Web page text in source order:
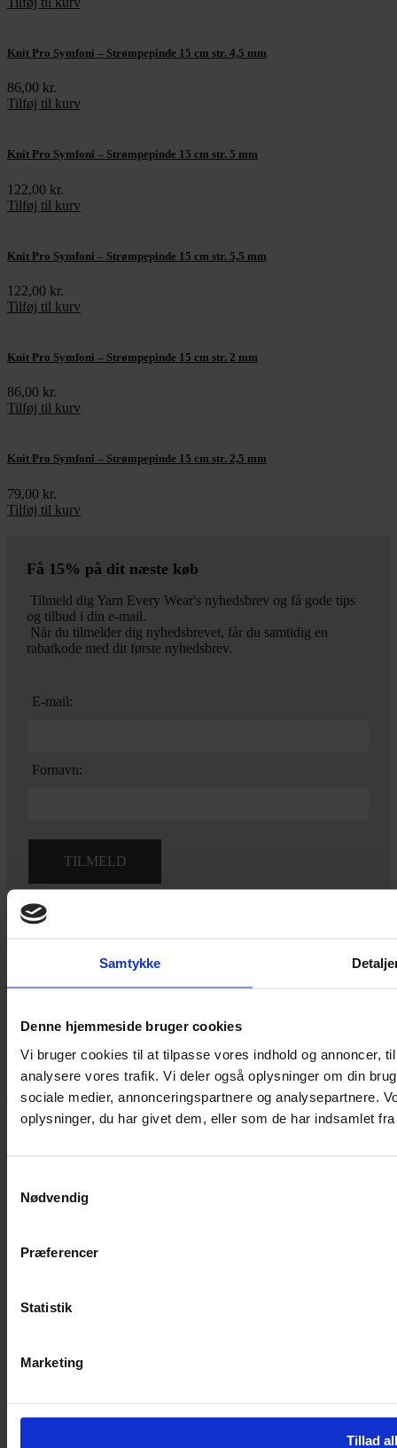
Samtykke
Denne hjemmeside bruger cookies
Vi bruger cookies til at tilpasse vores indhold og annoncer,
analysere vores trafik. Vi deler også oplysninger om din
sociale medier, annonceringspartnere og analysepartnere.
oplysninger, du har givet dem, eller som de har indsamlet
Nødvendig
Præferencer
Statistik
Marketing
Tillad
Knit Pro Symfoni – Strømpepinde 15 cm str. 4,5 mm
86,00 kr.
Tilføj til kurv
Knit Pro Symfoni – Strømpepinde 15 cm str. 5 mm
122,00 kr.
Tilføj til kurv
Knit Pro Symfoni – Strømpepinde 15 cm str. 5,5 mm
122,00 kr.
Tilføj til kurv
Knit Pro Symfoni – Strømpepinde 15 cm str. 2 mm
86,00 kr.
Tilføj til kurv
Knit Pro Symfoni – Strømpepinde 15 cm str. 2,5 mm
79,00 kr.
Tilføj til kurv
Få 15% på dit næste køb
Tilmeld dig Yarn Every Wear's nyhedsbrev og få gode tips
og tilbud i din e-mail.
Når du tilmelder dig nyhedsbrevet, får du samtidig en
rabatkode med dit første nyhedsbrev.
E-mail:
Fornavn:
Ved tilmelding accepterer du vores
Hvis du bøvler med noget eller ønsker ny inspiration, så skriv til
mig,eller kom forbi butikken på Vestergade 12 i Tønder. Så hjælper
jeg dig på vej.
Vestergade 12 6270, Tønder
Facebook-f Instagram
Cookiepolitik
Cookiepolitik